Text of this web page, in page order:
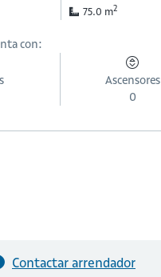
75.0 m2
con:
Ascensores
0
Contactar arrendador